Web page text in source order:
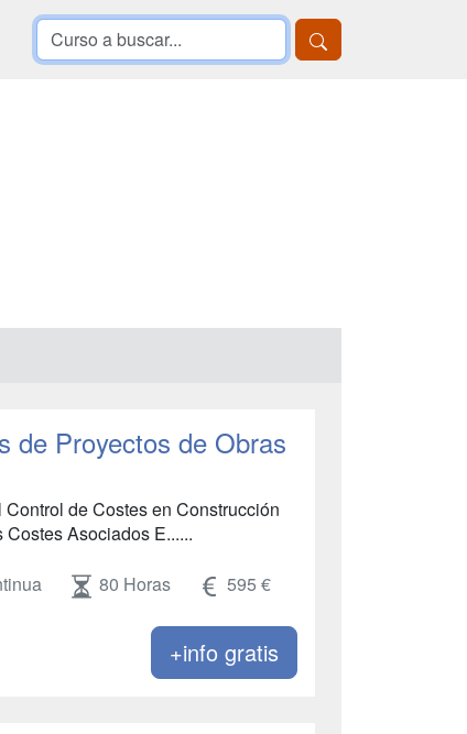
de Proyectos de Obras
de Costes en Construcción
Asociados E......
80 Horas 595 €
+info gratis